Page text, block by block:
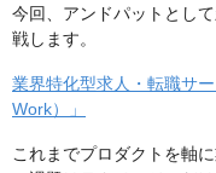
今回、アンドパットとし
戦します。
業界特化型求人・転職サ
Work）」
これまでプロダクトを軸